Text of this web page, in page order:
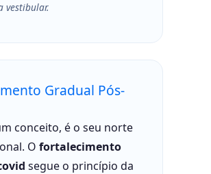
vestibular.
Gradual Pós-
conceito, é o seu norte
O fortalecimento
segue o princípio da